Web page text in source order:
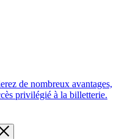
de nombreux avantages,
privilégié à la billetterie.